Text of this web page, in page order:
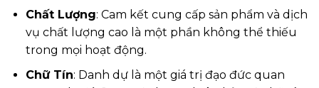
Chất Lượng: Cam kết cung cấp sản phẩm và dịch
vụ chất lượng cao là một phần không thể thiếu
trong mọi hoạt động.
Chữ Tín: Danh dự là một giá trị đạo đức quan